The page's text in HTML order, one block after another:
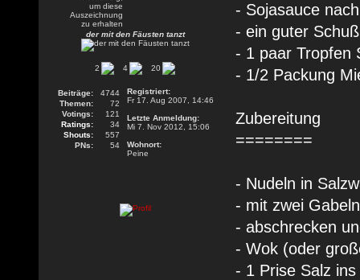
der mit den Fäusten tanzt
2 4 20
Beiträge:
4744
Themen:
72
Votings:
121
Ratings:
34
Shouts:
557
PNs:
54
Registriert:
Fr 17. Aug 2007, 14:46
Letzte Anmeldung:
Mi 7. Nov 2012, 15:06
Wohnort:
Peine
- Sojasauce
- ein guter
- 1 paar Tropfen
- 1/2 Packung
Zubereitung
========
- Nudeln in
- mit zwei
- abschrecken
- Wok (oder
- 1 Prise Salz